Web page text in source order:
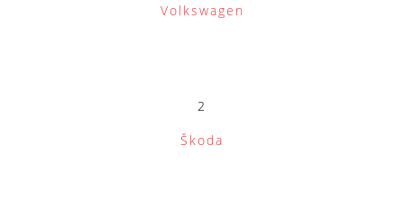
Volkswagen
2
Škoda